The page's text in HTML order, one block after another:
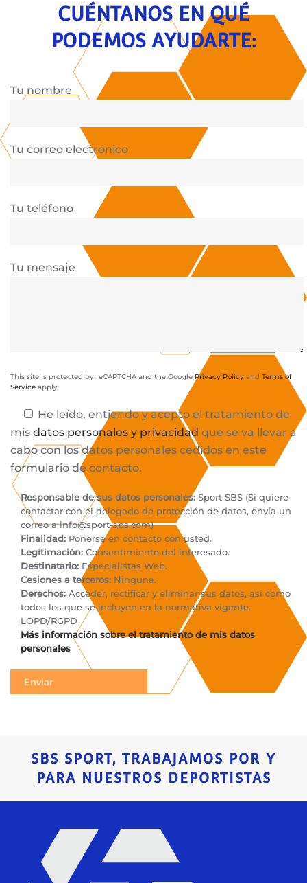
CUÉNTANOS EN QUÉ
PODEMOS AYUDARTE:
Tu nombre
Tu correo electrónico
Tu teléfono
Tu mensaje
This site is protected by reCAPTCHA and the Google Privacy Policy and Terms of
Service apply.
He leído, entiendo y acepto el tratamiento de
mis datos personales y privacidad que se va llevar a
cabo con los datos personales cedidos en este
formulario de contacto.
Responsable de sus datos personales: Sport SBS (Si quiere
contactar con el delegado de protección de datos, envía un
correo ainfo@sport-sbs.com)
Finalidad: Ponerse en contacto con usted.
Legitimación: Consentimiento del interesado.
Destinatario: Especialistas Web.
Cesiones a terceros: Ninguna.
Derechos: Acceder, rectificar y eliminar sus datos, así como
todos los que se incluyen en la normativa vigente.
LOPD/RGPD
Más información sobre el tratamiento de mis datos
personales
SBS SPORT, TRABAJAMOS POR Y
PARA NUESTROS DEPORTISTAS